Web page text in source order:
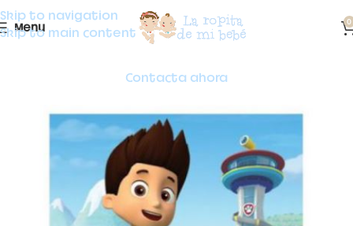
Skip to navigation
Skip to main content
Menu 0
Contacta ahora